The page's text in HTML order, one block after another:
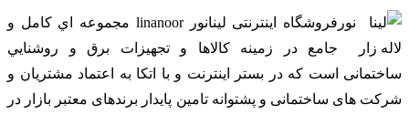
فروشگاه اینترنتی لینانور linanoor مجموعه اي کامل و
جامع در زمينه کالاها و تجهيزات برق و روشنايي
ساختمانی است که در بستر اينترنت و با اتکا به اعتماد مشتریان و
شرکت های ساختمانی و پشتوانه تامین پایدار برندهای معتبر بازار در